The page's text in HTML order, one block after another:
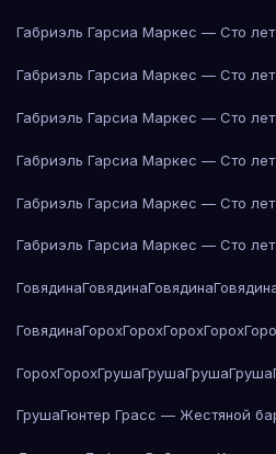
Габриэль Гарсиа Маркес — Сто лет
Габриэль Гарсиа Маркес — Сто лет
Габриэль Гарсиа Маркес — Сто лет
Габриэль Гарсиа Маркес — Сто лет
Габриэль Гарсиа Маркес — Сто лет
Габриэль Гарсиа Маркес — Сто лет
ГовядинаГовядинаГовядина
ГовядинаГорохГорохГорохГорох
ГорохГорохГрушаГрушаГрушаГруша
ГрушаГюнтер Грасс — Жестяной